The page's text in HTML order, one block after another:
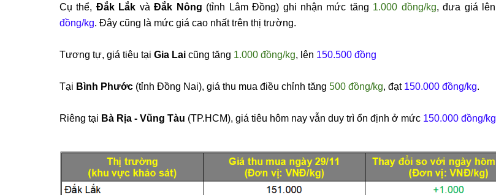
Cụ thể, Đắk Lắk vàĐắk Nông (tỉnh Lâm Đồng) ghi nhận mức tăng 1.000 đồng/kg, đưa giá lên
đồng/kg. Đây cũng là mức giá cao nhất trên thị trường.
Tương tự, giá tiêu tại Gia Lai cũng tăng 1.000 đồng/kg, lên 150.500 đồng
Tại Bình Phước (tỉnh Đồng Nai), giá thu mua điều chỉnh tăng 500 đồng/kg, đạt 150.000 đồng/kg.
Riêng tại Bà Rịa - Vũng Tàu (TP.HCM), giá tiêu hôm nay vẫn duy trì ổn định ở mức 150.000 đồng/kg